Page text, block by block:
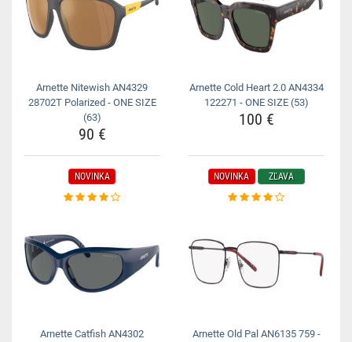
Arnette Nitewish AN4329
28702T Polarized - ONE SIZE
(63)
90 €
Arnette Cold Heart 2.0 AN4334
122271 - ONE SIZE (53)
100 €
NOVINKA
Arnette Catfish AN4302
NOVINKA ZĽAVA
Arnette Old Pal AN6135 759 -